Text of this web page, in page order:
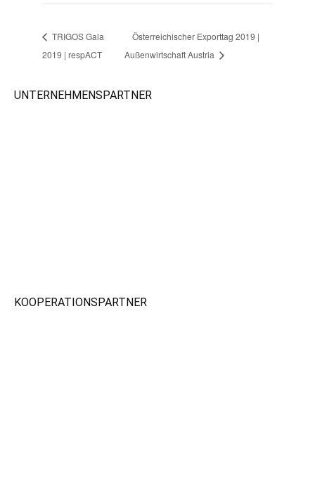
TRIGOS Gala
2019 | respACT
Österreichischer Exporttag 2019 |
Außenwirtschaft Austria
UNTERNEHMENSPARTNER
KOOPERATIONSPARTNER